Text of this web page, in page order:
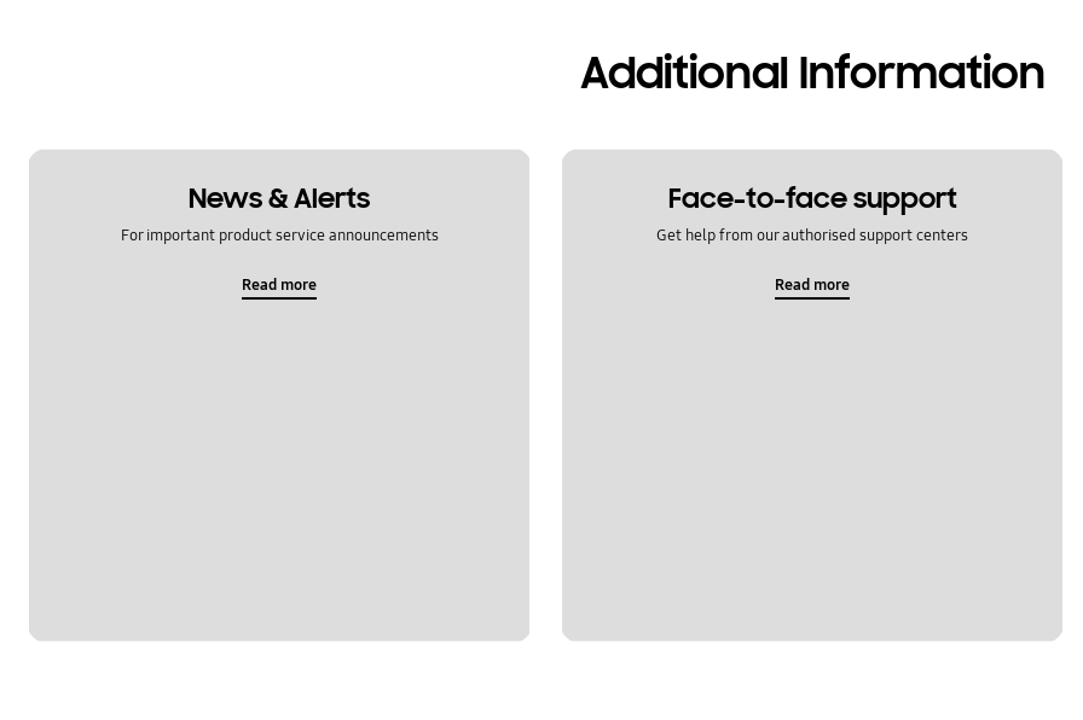
Additional Information
Face-to-face support
Get help from our authorised support centers
Read more
News & Alerts
For important product service announcements
Read more